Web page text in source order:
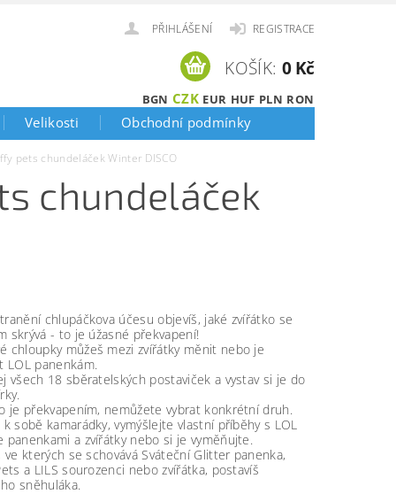
PŘIHLÁŠENÍ REGISTRACE
BGN CZK EUR HUF PLN RON
KOŠÍK: 0 Kč
Velikosti Obchodní podmínky
pets chundeláček Winter DISCO
chundeláček
chlupáčkova účesu objevíš, jaké zvířátko se
skrývá - to je úžasné překvapení!
chloupky můžeš mezi zvířátky měnit nebo je
LOL panenkám.
všech 18 sběratelských postaviček a vystav si je do
je překvapením, nemůžete vybrat konkrétní druh.
k sobě kamarádky, vymýšlejte vlastní příběhy s LOL
panenkami a zvířátky nebo si je vyměňujte.
ve kterých se schovává Sváteční Glitter panenka,
a LILS sourozenci nebo zvířátka, postavíš
sněhuláka.